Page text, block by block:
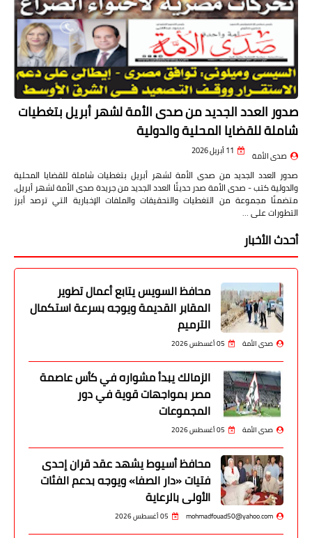
صدور العدد الجديد من صدى الأمة لشهر أبريل بتغطيات
شاملة للقضايا المحلية والدولية
صدى الأمة 11 أبريل 2026
صدور العدد الجديد من صدى الأمة لشهر أبريل بتغطيات شاملة للقضايا المحلية
والدولية كتب - صدى الأمة صدر حديثًا العدد الجديد من جريدة صدى الأمة لشهر أبريل،
متضمنًا مجموعة من التغطيات والتحقيقات والملفات الإخبارية التي ترصد أبرز
التطورات على …
أحدث الأخبار
محافظ السويس يتابع أعمال تطوير
المقابر القديمة ويوجه بسرعة استكمال
الترميم
صدى الأمة 05 أغسطس 2026
الزمالك يبدأ مشواره في كأس عاصمة
مصر بمواجهات قوية في دور
المجموعات
صدى الأمة 05 أغسطس 2026
محافظ أسيوط يشهد عقد قران إحدى
فتيات «دار الصفا» ويوجه بدعم الفئات
الأولى بالرعاية
mohmadfouad50@yahoo.com 05 أغسطس 2026